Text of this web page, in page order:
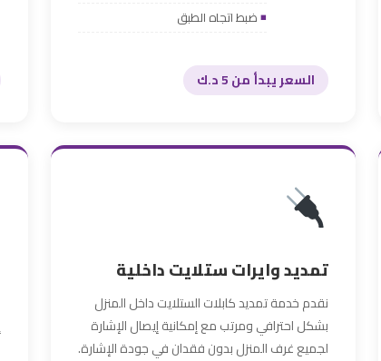
ضبط اتجاه الطبق
السعر يبدأ من 5 د.ك
تمديد وايرات ستلايت داخلية
نقدم خدمة تمديد كابلات الستلايت داخل المنزل
بشكل احترافي ومرتب مع إمكانية إيصال الإشارة
لجميع غرف المنزل بدون فقدان في جودة الإشارة.